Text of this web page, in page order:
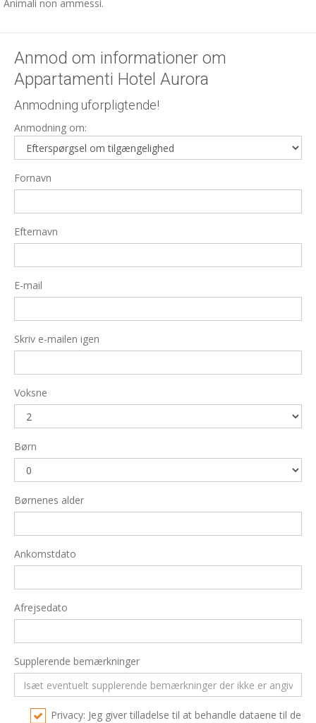
Animali non ammessi.
Anmod om informationer om
Appartamenti Hotel Aurora
Anmodning uforpligtende!
Anmodning om:
Fornavn
Efternavn
E-mail
Skriv e-mailen igen
Voksne
Børn
Børnenes alder
Ankomstdato
Afrejsedato
Supplerende bemærkninger
Privacy: Jeg giver tilladelse til at behandle dataene til de